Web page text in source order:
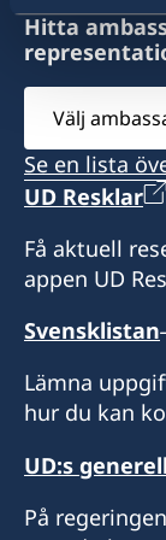
Öppettider
torsdagar
Hitta
Välj
ambassad
Se en lista
UD Resklar
Få aktuell
appen UD
Svensklistan
Lämna
hur du kan
UD:s
På